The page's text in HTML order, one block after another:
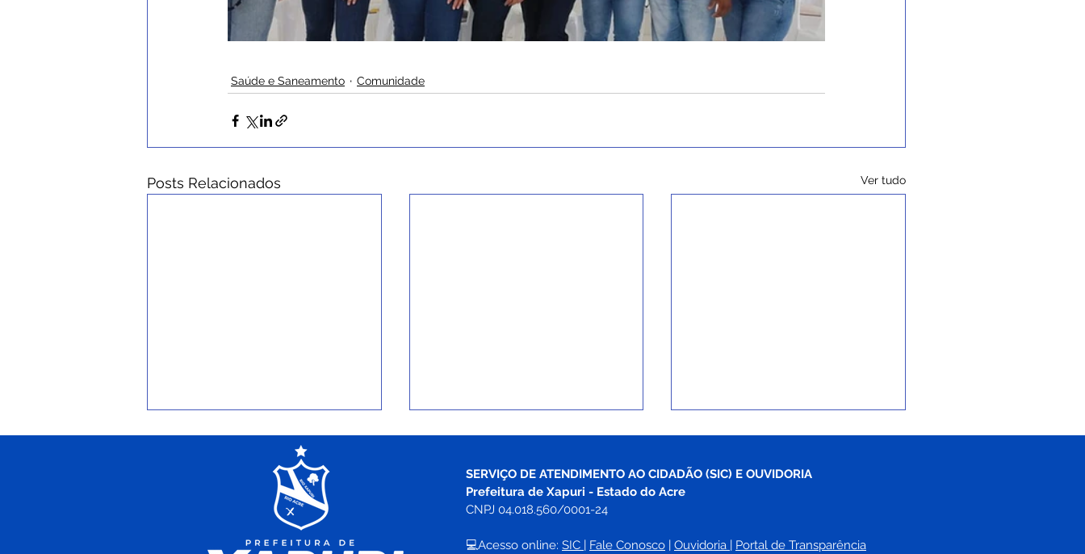
Saúde e Saneamento Comunidade
Posts Relacionados Ver tudo
SERVIÇO DE ATENDIMENTO AO CIDADÃO (SIC) E OUVIDORIA
Prefeitura de Xapuri - Estado do Acre
CNPJ 04.018.560/0001-24
💻Acesso online: SIC Fale Conosco Ouvidoria Portal de Transparência